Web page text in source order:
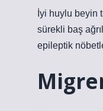
İyi huylu beyin
sürekli baş
epileptik